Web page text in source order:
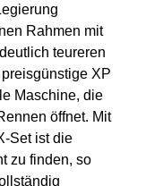
Rahmen mit
teureren
XP
Maschine, die
öffnet. Mit
Set ist die
zu finden, so